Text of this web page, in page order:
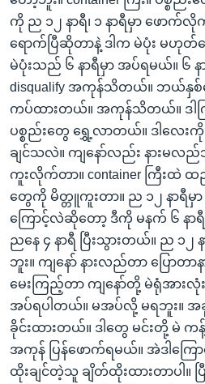
ကို ည ၁၂ နာရီ၊ ၁ နာရီမှာ ဖောက်လို
ရောက်ပြီဆိုတာနဲ့ ဒါက မဲပုံး မဟု
မဲပုံးသည် ၆ နာရီမှာ အပ်ရမယ်။ ၆
disqualify အကုန်သိတယ်။ ဘယ်နှ
ကပ်ထားတယ်။ အကုန်သိတယ်။ ဒါက
ပစ္စည်းတွေ ရွှေ့လာတယ်။ ဒါလေး
ချင်သလဲ။ ကျနော်လည်း နားမလည်
ကူးလိုက်တာ။ container ကြီးထဲ
တွေကို မိတ္တူကူးတာ။ ည ၁၂ နာရီမှ
ကြောင့်လဲဆိုတော့ ဒီကို မနက် ၆ နာ
ညနေ ၄ နာရီ ပြီးသွားတယ်။ ည ၁၂
ဘူး။ ကျနော် နားလည်တာ ပြောတ
မေးကြည့်တာ ကျနော်တို့ မဲရုံအား
အပ်ရပါတယ်။ မအပ်လို့ မရဘူး။ အ
ခိုင်းထားတယ်။ ဒါတွေ မင်းတို့ မဲ
အကုန် ပြန်ဖောက်ရမယ်။ အဲဒါကြေ
ထိုးချင်တဲ့သူ ချိတ်ထိုးထားတာပါ။